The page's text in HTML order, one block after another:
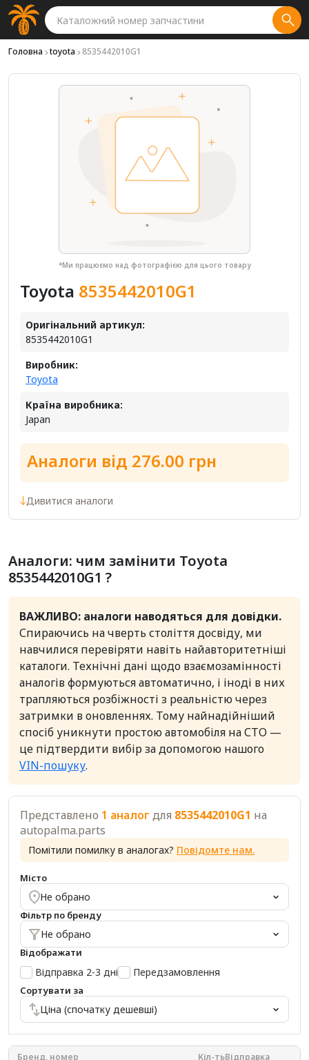
Головна toyota 8535442010G1
*Ми працюємо над фотографією для цього товару
Toyota 8535442010G1
Оригінальний артикул:
8535442010G1
Виробник:
Toyota
Країна виробника:
Japan
Аналоги від 276.00 грн
Дивитися аналоги
Аналоги: чим замінити Toyota
8535442010G1 ?
ВАЖЛИВО: аналоги наводяться для довідки.
Спираючись на чверть століття досвіду, ми
навчилися перевіряти навіть найавторитетніші
каталоги. Технічні дані щодо взаємозамінності
аналогів формуються автоматично, і іноді в них
трапляються розбіжності з реальністю через
затримки в оновленнях. Тому найнадійніший
спосіб уникнути простою автомобіля на СТО —
це підтвердити вибір за допомогою нашого
VIN-пошуку.
Представлено 1 аналог для 8535442010G1 на
autopalma.parts
Помітили помилку в аналогах? Повідомте нам.
Місто
Не обрано
Фільтр по бренду
Не обрано
Відображати
Відправка 2-3 дні Передзамовлення
Сортувати за
Ціна (спочатку дешевші)
Бренд, номер Кіл-тьВідправка